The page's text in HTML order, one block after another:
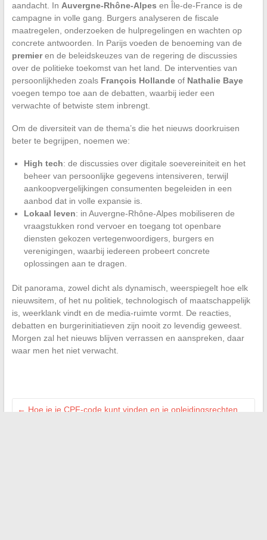
aandacht. In Auvergne-Rhône-Alpes en Île-de-France is de
campagne in volle gang. Burgers analyseren de fiscale
maatregelen, onderzoeken de hulpregelingen en wachten op
concrete antwoorden. In Parijs voeden de benoeming van de
premieren de beleidskeuzes van de regering de discussies
over de politieke toekomst van het land. De interventies van
persoonlijkheden zoals François Hollandeof Nathalie Baye
voegen tempo toe aan de debatten, waarbij ieder een
verwachte of betwiste stem inbrengt.
Om de diversiteit van de thema’s die het nieuws doorkruisen
beter te begrijpen, noemen we:
High tech: de discussies over digitale soevereiniteit en het
beheer van persoonlijke gegevens intensiveren, terwijl
aankoopvergelijkingen consumenten begeleiden in een
aanbod dat in volle expansie is.
Lokaal leven: in Auvergne-Rhône-Alpes mobiliseren de
vraagstukken rond vervoer en toegang tot openbare
diensten gekozen vertegenwoordigers, burgers en
verenigingen, waarbij iedereen probeert concrete
oplossingen aan te dragen.
Dit panorama, zowel dicht als dynamisch, weerspiegelt hoe elk
nieuwsitem, of het nu politiek, technologisch of maatschappelijk
is, weerklank vindt en de media-ruimte vormt. De reacties,
debatten en burgerinitiatieven zijn nooit zo levendig geweest.
Morgen zal het nieuws blijven verrassen en aanspreken, daar
waar men het niet verwacht.
← Hoe je je CPF-code kunt vinden en je opleidingsrechten